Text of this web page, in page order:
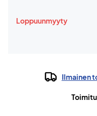
Loppuunmyyty
Ilmainen